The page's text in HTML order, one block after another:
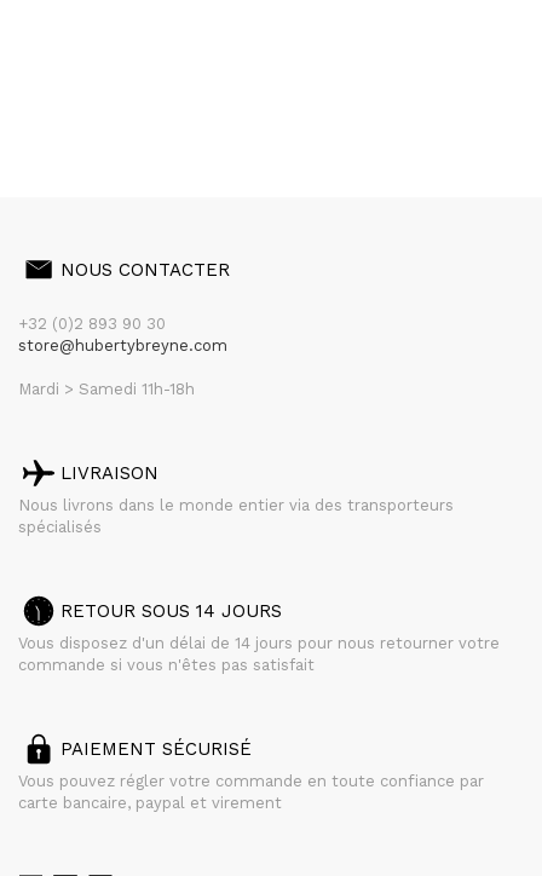
NOUS CONTACTER
+32 (0)2 893 90 30
store@hubertybreyne.com
Mardi > Samedi 11h-18h
LIVRAISON
Nous livrons dans le monde entier via des transporteurs
spécialisés
RETOUR SOUS 14 JOURS
Vous disposez d'un délai de 14 jours pour nous retourner votre
commande si vous n'êtes pas satisfait
PAIEMENT SÉCURISÉ
Vous pouvez régler votre commande en toute confiance par
carte bancaire, paypal et virement